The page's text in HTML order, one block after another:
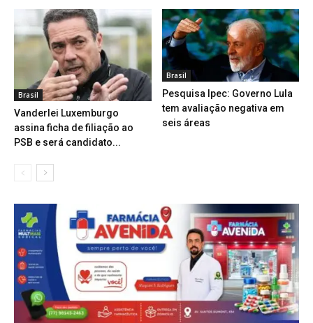
Brasil
Vanderlei Luxemburgo
assina ficha de filiação ao
PSB e será candidato...
Brasil
Pesquisa Ipec: Governo Lula
tem avaliação negativa em
seis áreas